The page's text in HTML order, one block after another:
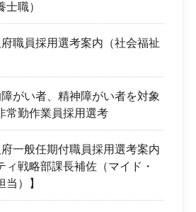
職）
職員採用選考案内（社会福祉
がい者、精神障がい者を対象
常勤作業員採用選考
一般任期付職員採用選考案内
ィ戦略部課長補佐（マイド・
）】